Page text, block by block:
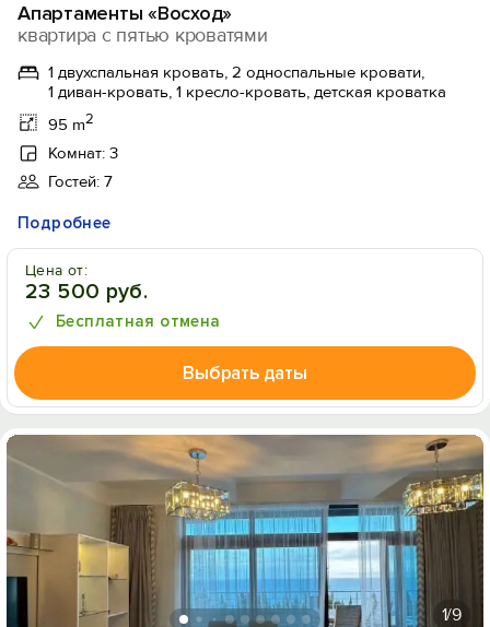
Апартаменты «Восход»
квартира с пятью кроватями
1 двухспальная кровать, 2 односпальные кровати,
1 диван-кровать, 1 кресло-кровать, детская кроватка
95 m2
Комнат: 3
Гостей: 7
Подробнее
Цена от:
23 500 руб.
Бесплатная отмена
Выбрать даты
1/9